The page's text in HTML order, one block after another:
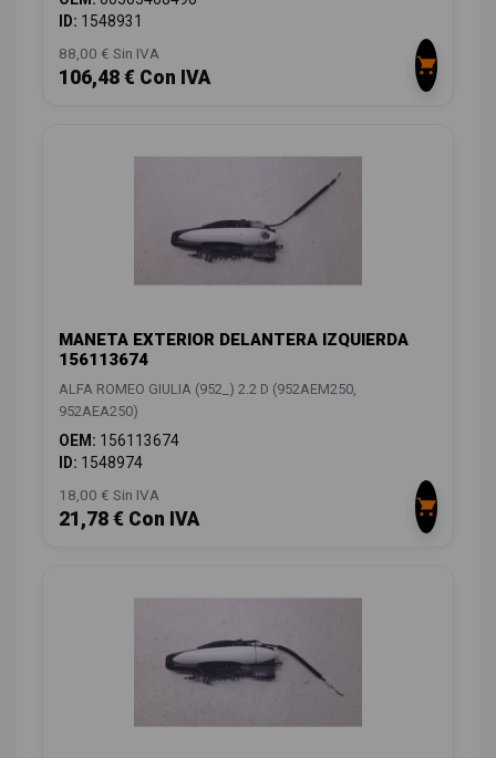
ID: 1548931
88,00 € Sin IVA
106,48 € Con IVA
MANETA EXTERIOR DELANTERA IZQUIERDA
156113674
ALFA ROMEO GIULIA (952_) 2.2 D (952AEM250,
952AEA250)
OEM: 156113674
ID: 1548974
18,00 € Sin IVA
21,78 € Con IVA